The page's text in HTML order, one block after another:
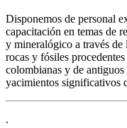
Disponemos de personal
capacitación en temas de
y mineralógico a través de
rocas y fósiles
colombianas y de
yacimientos significativos
.